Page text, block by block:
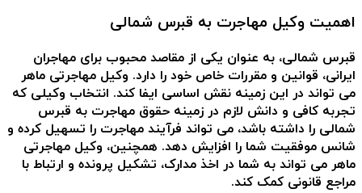
اهمیت وکیل مهاجرت به قبرس شمالی
قبرس شمالی، به عنوان یکی از مقاصد محبوب برای مهاجران
ایرانی، قوانین و مقررات خاص خود را دارد. وکیل مهاجرتی ماهر
می تواند در این زمینه نقش اساسی ایفا کند. انتخاب وکیلی که
تجربه کافی و دانش لازم در زمینه حقوق مهاجرت به قبرس
شمالی را داشته باشد، می تواند فرآیند مهاجرت را تسهیل کرده و
شانس موفقیت شما را افزایش دهد. همچنین، وکیل مهاجرتی
ماهر می تواند به شما در اخذ مدارک، تشکیل پرونده و ارتباط با
مراجع قانونی کمک کند.